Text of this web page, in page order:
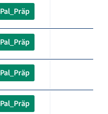
Pal_Präp
Pal_Präp
Pal_Präp
Pal_Präp